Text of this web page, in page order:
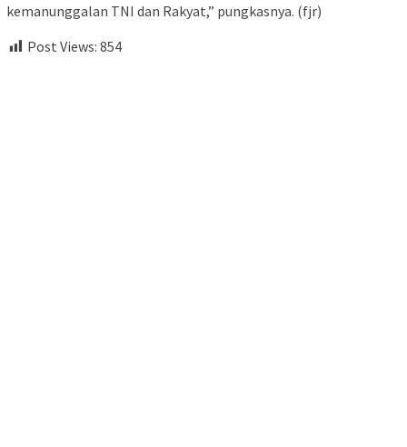
kemanunggalan TNI dan Rakyat,” pungkasnya. (fjr)
Post Views: 854